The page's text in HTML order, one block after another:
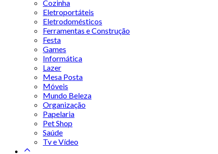
Cozinha
Eletroportáteis
Eletrodomésticos
Ferramentas e Construção
Festa
Games
Informática
Lazer
Mesa Posta
Móveis
Mundo Beleza
Organização
Papelaria
Pet Shop
Saúde
Tv e Vídeo